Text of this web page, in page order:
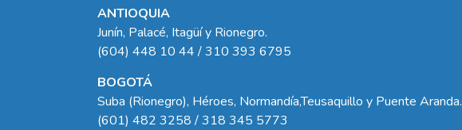
ANTIOQUIA
Junín, Palacé, Itagüí y Rionegro.
(604) 448 10 44 / 310 393 6795
BOGOTÁ
Suba (Rionegro), Héroes, Normandía,Teusaquillo y Puente Aranda.
(601) 482 3258 / 318 345 5773